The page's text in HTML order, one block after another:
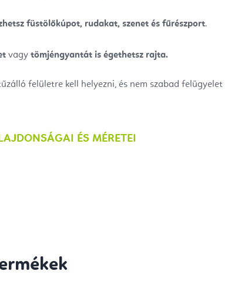
füstölőkúpot, rudakat, szenet és fűrészport.
vagy tömjéngyantát is égethetsz rajta.
felületre kell helyezni, és nem szabad felügyelet
ÉS MÉRETEI